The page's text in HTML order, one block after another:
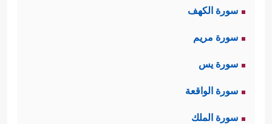
سورة الكهف
سورة مريم
سورة يس
سورة الواقعة
سورة الملك